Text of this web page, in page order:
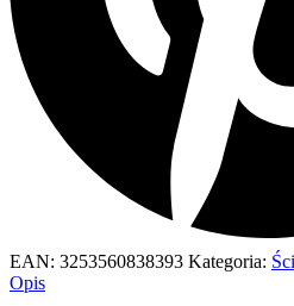
EAN: 3253560838393 Kategoria:
Opis